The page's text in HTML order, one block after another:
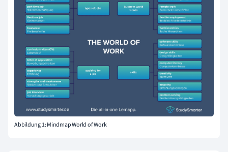
Abbildung 1: Mindmap World of Work